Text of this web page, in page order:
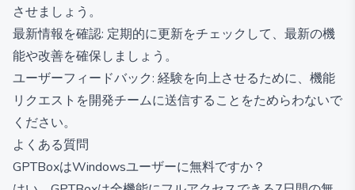
させましょう。
最新情報を確認: 定期的に更新をチェックして、最新の機
能や改善を確保しましょう。
ユーザーフィードバック: 経験を向上させるために、機能
リクエストを開発チームに送信することをためらわないで
ください。
よくある質問
GPTBoxはWindowsユーザーに無料ですか？